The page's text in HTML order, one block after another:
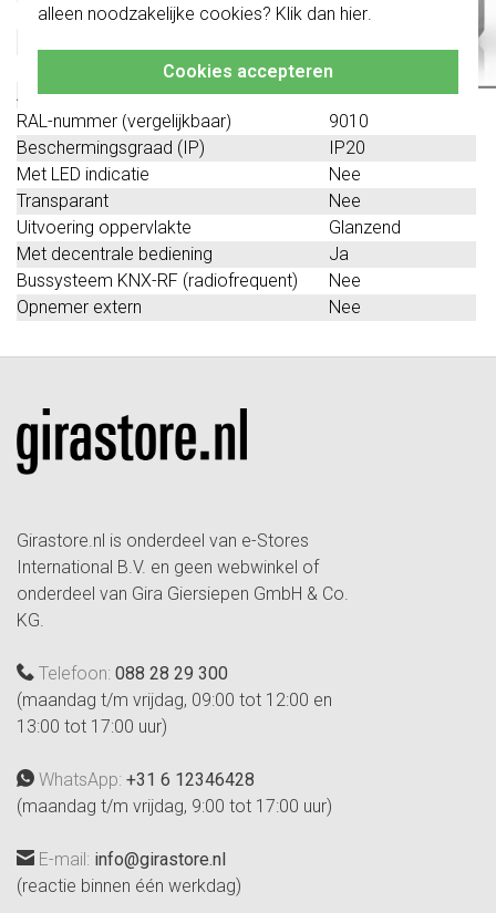
alleen noodzakelijke cookies? Klik dan hier.
Cookies accepteren
Externe voeler
Nee
Parallel bedrijf mogelijk
Nee
Aanwezigheidsdrukker
Nee
RAL-nummer (vergelijkbaar)
9010
Beschermingsgraad (IP)
IP20
Met LED indicatie
Nee
Transparant
Nee
Uitvoering oppervlakte
Glanzend
Met decentrale bediening
Ja
Bussysteem KNX-RF (radiofrequent)
Nee
Opnemer extern
Nee
Girastore.nl is onderdeel van e-Stores
International B.V. en geen webwinkel of
onderdeel van Gira Giersiepen GmbH & Co.
KG.
Telefoon: 088 28 29 300
(maandag t/m vrijdag, 09:00 tot 12:00 en
13:00 tot 17:00 uur)
WhatsApp: +31 6 12346428
(maandag t/m vrijdag, 9:00 tot 17:00 uur)
E-mail: info@girastore.nl
(reactie binnen één werkdag)
Klik hiervoor meer informatie, zodat je